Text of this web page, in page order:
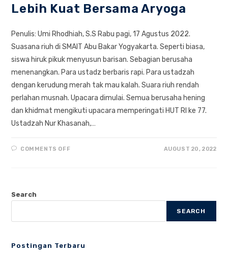
Lebih Kuat Bersama Aryoga
Penulis: Umi Rhodhiah, S.S Rabu pagi, 17 Agustus 2022.
Suasana riuh di SMAIT Abu Bakar Yogyakarta. Seperti biasa,
siswa hiruk pikuk menyusun barisan. Sebagian berusaha
menenangkan. Para ustadz berbaris rapi. Para ustadzah
dengan kerudung merah tak mau kalah. Suara riuh rendah
perlahan musnah. Upacara dimulai. Semua berusaha hening
dan khidmat mengikuti upacara memperingati HUT RI ke 77.
Ustadzah Nur Khasanah,…
COMMENTS OFFON
ARYOGA
AUGUST 20, 2022
Search
SEARCH
Postingan Terbaru